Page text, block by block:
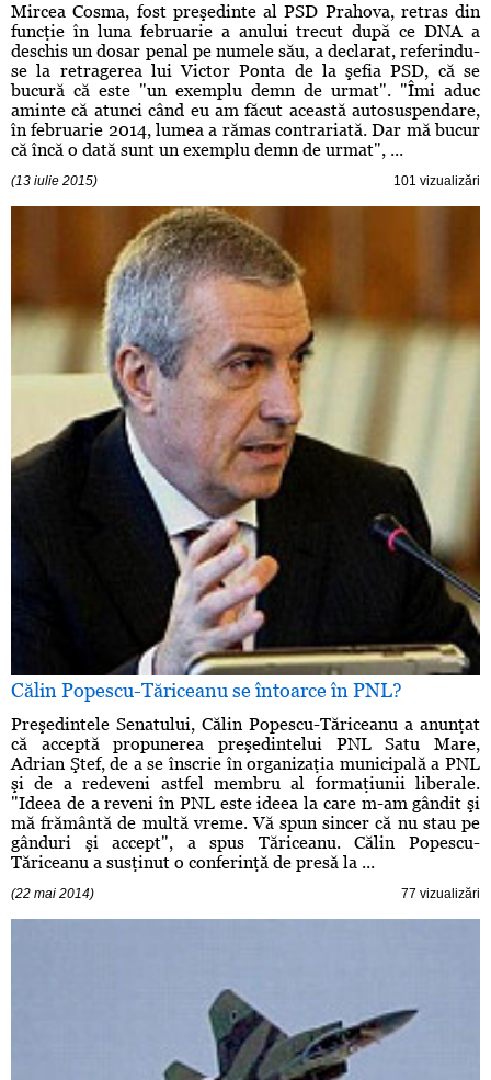
Mircea Cosma, fost preşedinte al PSD Prahova, retras din
funcţie în luna februarie a anului trecut după ce DNA a
deschis un dosar penal pe numele său, a declarat, referindu-
se la retragerea lui Victor Ponta de la şefia PSD, că se
bucură că este "un exemplu demn de urmat". "Îmi aduc
aminte că atunci când eu am făcut această autosuspendare,
în februarie 2014, lumea a rămas contrariată. Dar mă bucur
că încă o dată sunt un exemplu demn de urmat", ...
(13 iulie 2015) 101 vizualizări
Călin Popescu-Tăriceanu se întoarce în PNL?
Preşedintele Senatului, Călin Popescu-Tăriceanu a anunţat
că acceptă propunerea preşedintelui PNL Satu Mare,
Adrian Ştef, de a se înscrie în organizaţia municipală a PNL
şi de a redeveni astfel membru al formaţiunii liberale.
"Ideea de a reveni în PNL este ideea la care m-am gândit şi
mă frământă de multă vreme. Vă spun sincer că nu stau pe
gânduri şi accept", a spus Tăriceanu. Călin Popescu-
Tăriceanu a susţinut o conferinţă de presă la ...
(22 mai 2014) 77 vizualizări